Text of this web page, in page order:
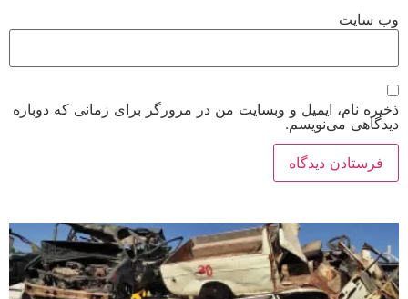
وب‌ سایت
ذخیره نام، ایمیل و وبسایت من در مرورگر برای زمانی که دوباره
دیدگاهی می‌نویسم.